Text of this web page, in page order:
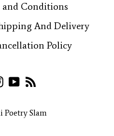
and Conditions
And Delivery
Policy
Instagram
YouTube
Poetry Slam